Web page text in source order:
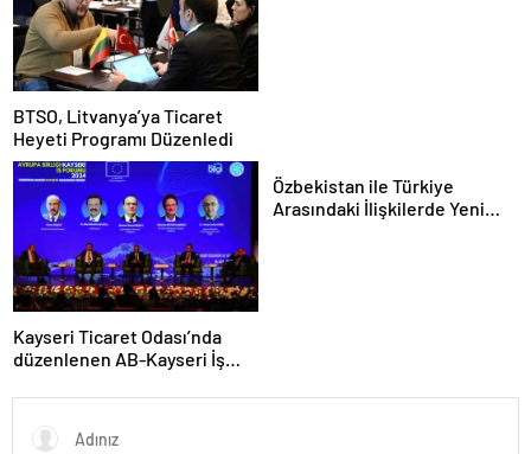
BTSO, Litvanya’ya Ticaret
Heyeti Programı Düzenledi
Kayseri Ticaret Odası’nda
düzenlenen AB-Kayseri İş
ve dijitalleşme vurgusu
yapıldı
Özbekistan ile Türkiye
Arasındaki İlişkilerde Yeni